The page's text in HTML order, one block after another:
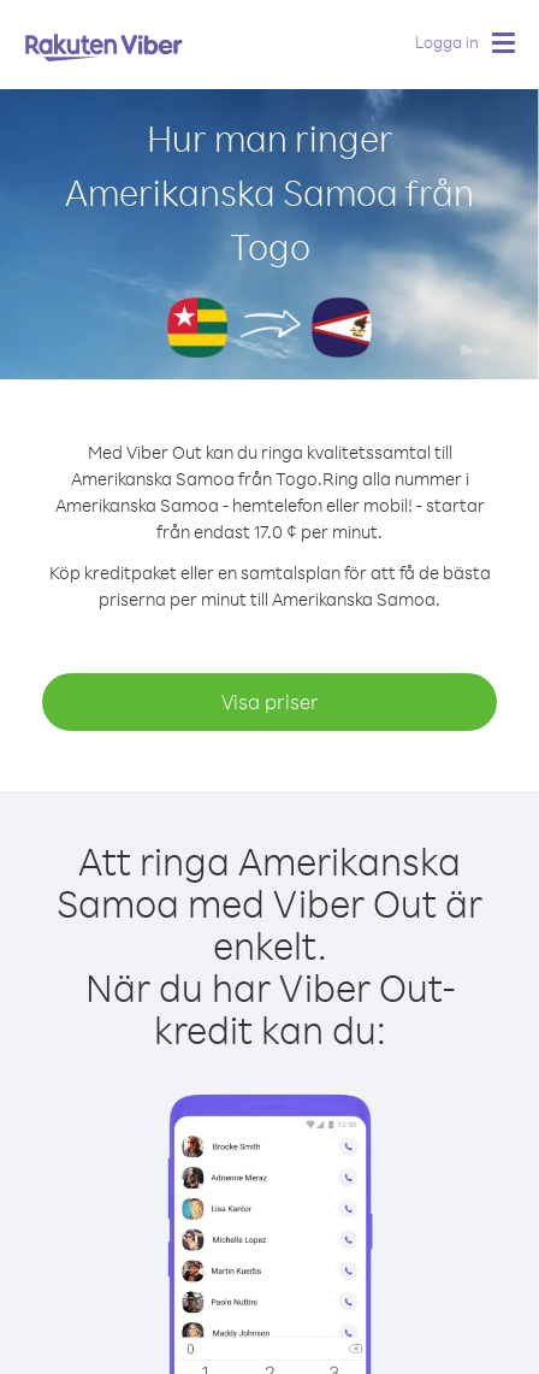
Logga in
Hur man ringer
Amerikanska Samoa från
Togo
Med Viber Out kan du ringa kvalitetssamtal till
Amerikanska Samoa från Togo.Ring alla nummer i
Amerikanska Samoa - hemtelefon eller mobil! - startar
från endast 17.0 ¢ per minut.
Köp kreditpaket eller en samtalsplan för att få de bästa
priserna per minut till Amerikanska Samoa.
Visa priser
Att ringa Amerikanska
Samoa med Viber Out är
enkelt.
När du har Viber Out-
kredit kan du: